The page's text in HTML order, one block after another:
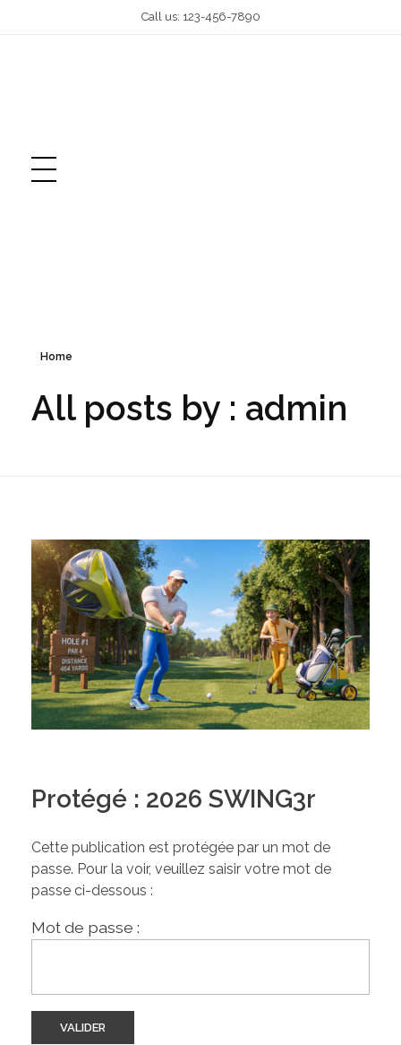
Call us: 123-456-7890
Home
All posts by : admin
Protégé : 2026 SWING3r
Cette publication est protégée par un mot de
passe. Pour la voir, veuillez saisir votre mot de
passe ci-dessous :
Mot de passe :